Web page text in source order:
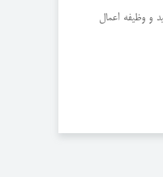
و وظیفه اعمال